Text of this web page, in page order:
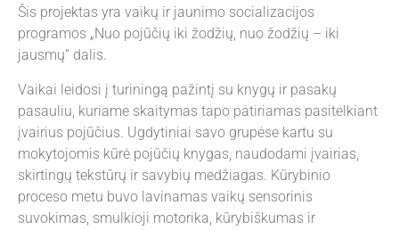
Šis projektas yra vaikų ir jaunimo socializacijos
programos „Nuo pojūčių iki žodžių, nuo žodžių – iki
jausmų“ dalis.
Vaikai leidosi į turiningą pažintį su knygų ir pasakų
pasauliu, kuriame skaitymas tapo patiriamas pasitelkiant
įvairius pojūčius. Ugdytiniai savo grupėse kartu su
mokytojomis kūrė pojūčių knygas, naudodami įvairias,
skirtingų tekstūrų ir savybių medžiagas. Kūrybinio
proceso metu buvo lavinamas vaikų sensorinis
suvokimas, smulkioji motorika, kūrybiškumas ir